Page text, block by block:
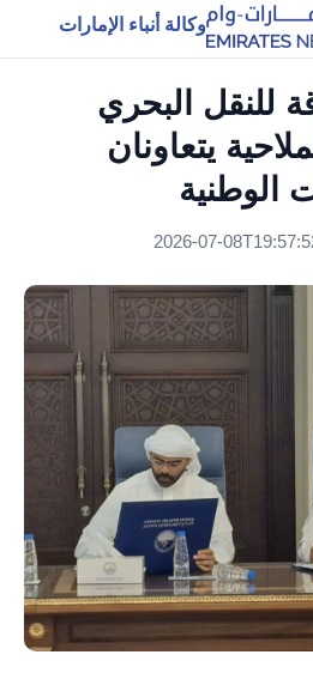
وكالة أنباء الإمارات
للنقل البحري
يتعاونان
الوطنية
2026-07-